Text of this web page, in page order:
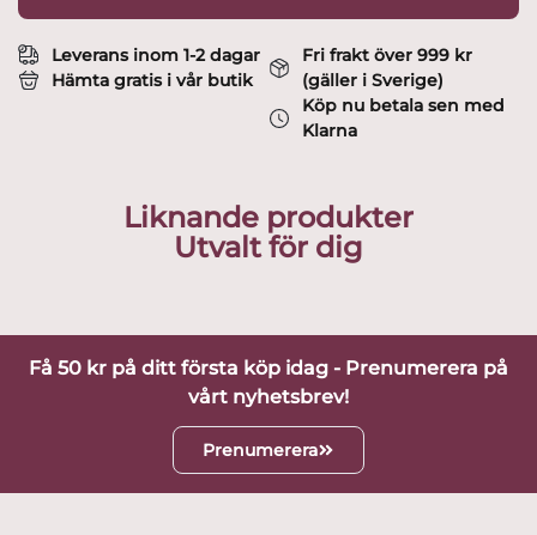
Leverans inom 1-2 dagar
Hämta gratis i vår butik
Fri frakt över 999 kr
(gäller i Sverige)
Köp nu betala sen med
Klarna
Liknande produkter
Utvalt för dig
Få 50 kr på ditt första köp idag - Prenumerera på
vårt nyhetsbrev!
Prenumerera